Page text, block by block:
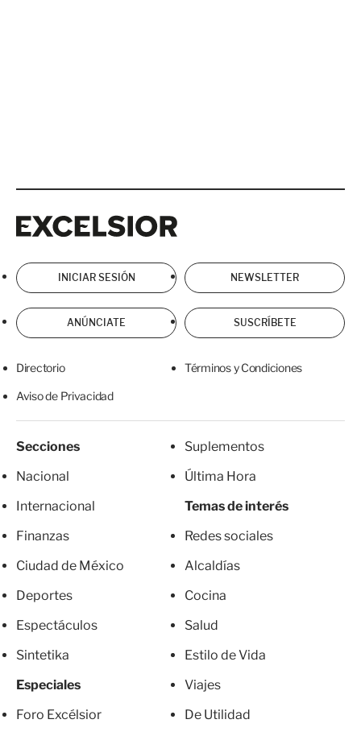
INICIAR SESIÓN NEWSLETTER
ANÚNCIATE SUSCRÍBETE
Directorio Términos y Condiciones
Aviso de Privacidad
Secciones
Nacional
Internacional
Finanzas
Ciudad de México
Deportes
Espectáculos
Sintetika
Especiales
Foro Excélsior
Suplementos
Última Hora
Temas de interés
Redes sociales
Alcaldías
Cocina
Salud
Estilo de Vida
Viajes
De Utilidad